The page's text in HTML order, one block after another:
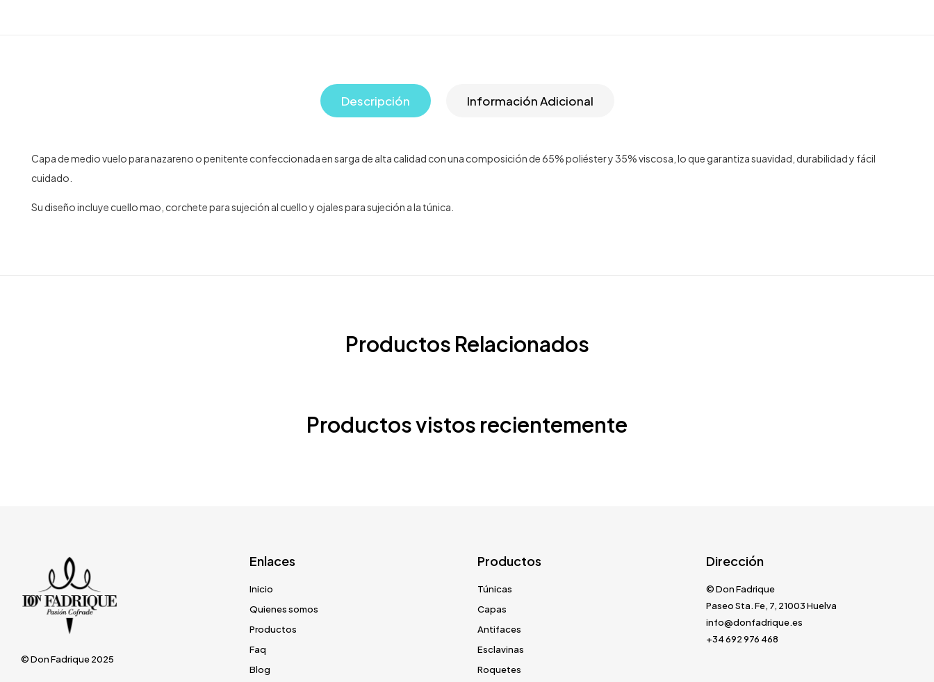
Descripción Información Adicional
Capa de medio vuelo para nazareno o penitente confeccionada en sarga de alta calidad con una composición de 65% poliéster y 35% viscosa, lo que garantiza suavidad, durabilidad y fácil
cuidado.
Su diseño incluye cuello mao, corchete para sujeción al cuello y ojales para sujeción a la túnica.
Productos Relacionados
Productos vistos recientemente
© Don Fadrique 2025
Enlaces
Inicio
Quienes somos
Productos
Faq
Blog
Productos
Túnicas
Capas
Antifaces
Esclavinas
Roquetes
Dirección
© Don Fadrique
Paseo Sta. Fe, 7, 21003 Huelva
info@donfadrique.es
+34 692 976 468